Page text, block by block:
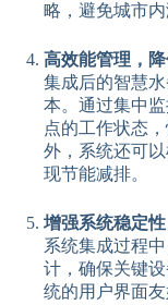
略，避免城市内
高效能管理，
集成后的智慧
本。通过集中
点的工作状态
外，系统还可
现节能减排。
增强系统稳定
系统集成过程
计，确保关键
统的用户界面